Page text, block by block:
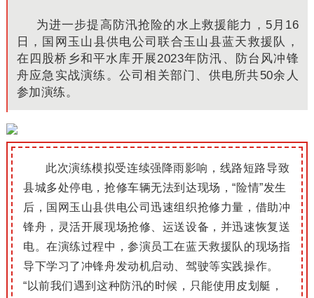
为进一步提高防汛抢险的水上救援能力，5月16
日，国网玉山县供电公司联合玉山县蓝天救援队，
在四股桥乡和平水库开展2023年防汛、防台风冲锋
舟应急实战演练。 公司相关部门、供电所共50余人
参加演练。
此次演练模拟受连续强降雨影响，线路短路导致
县城多处停电，抢修车辆无法到达现场，“险情”发生
后，国网玉山县供电公司迅速组织抢修力量，借助冲
锋舟，灵活开展现场抢修、运送设备，并迅速恢复送
电。在演练过程中，参演员工在蓝天救援队的现场指
导下学习了冲锋舟发动机启动、驾驶等实践操作。
“以前我们遇到这种防汛的时候，只能使用皮划艇，